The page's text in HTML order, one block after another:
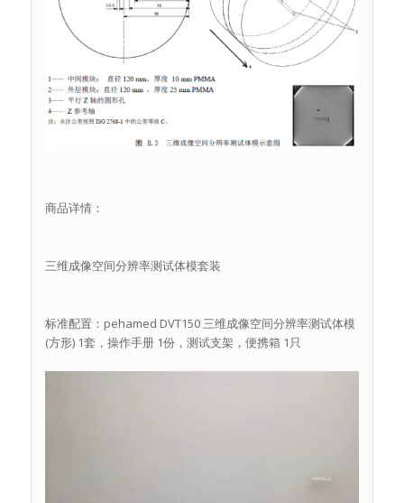
商品详情：
三维成像空间分辨率测试体模套装
标准配置：pehamed DVT150 三维成像空间分辨率测试体模
(方形) 1套，操作手册 1份，测试支架，便携箱 1只